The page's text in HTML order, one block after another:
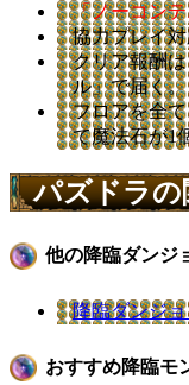
「ノーコン
協力プレイ
クリア報酬
ル」で届く。
フロアを全
て魔法石が1
パズドラの
他の降臨ダンジ
降臨ダンジ
おすすめ降臨モ